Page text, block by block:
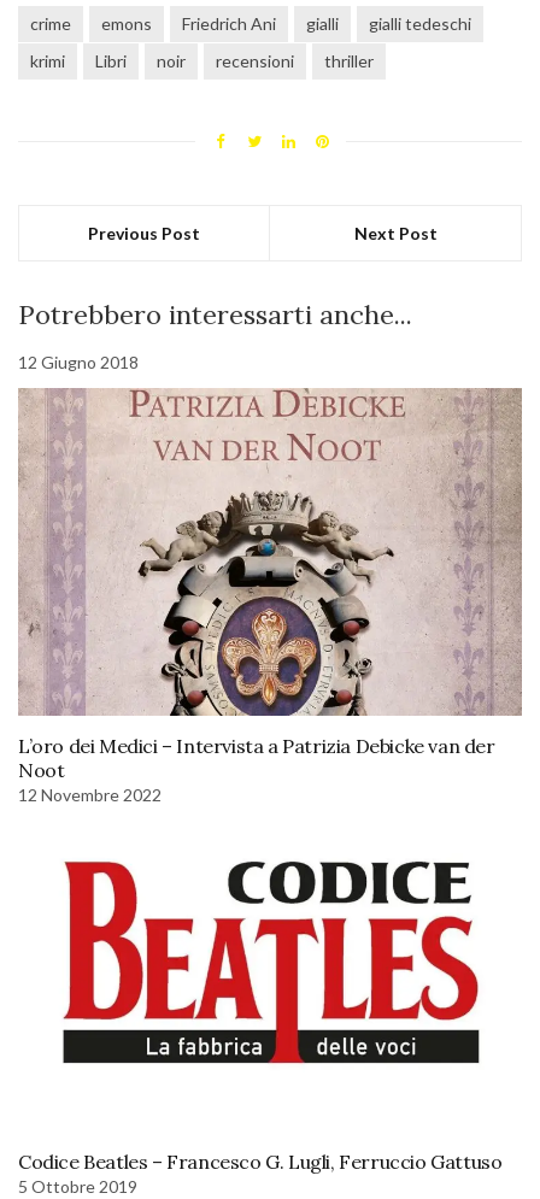
crime emons Friedrich Ani gialli
gialli tedeschi
krimi
Libri noir recensioni thriller
Previous Post Next Post
Potrebbero interessarti anche...
12 Giugno 2018
L’oro dei Medici – Intervista a Patrizia Debicke van der
Noot
12 Novembre 2022
Codice Beatles – Francesco G. Lugli, Ferruccio Gattuso
5 Ottobre 2019